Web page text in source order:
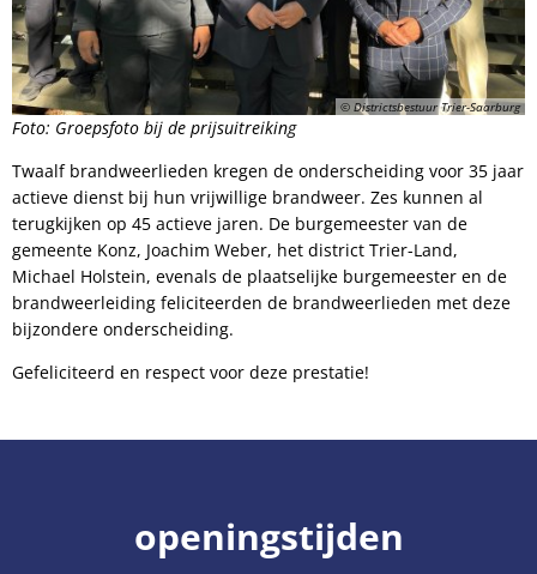
© Districtsbestuur Trier-Saarburg
Foto: Groepsfoto bij de prijsuitreiking
Twaalf brandweerlieden kregen de onderscheiding voor 35 jaar
actieve dienst bij hun vrijwillige brandweer. Zes kunnen al
terugkijken op 45 actieve jaren. De burgemeester van de
gemeente Konz, Joachim Weber, het district Trier-Land,
Michael Holstein, evenals de plaatselijke burgemeester en de
brandweerleiding feliciteerden de brandweerlieden met deze
bijzondere onderscheiding.
Gefeliciteerd en respect voor deze prestatie!
openingstijden